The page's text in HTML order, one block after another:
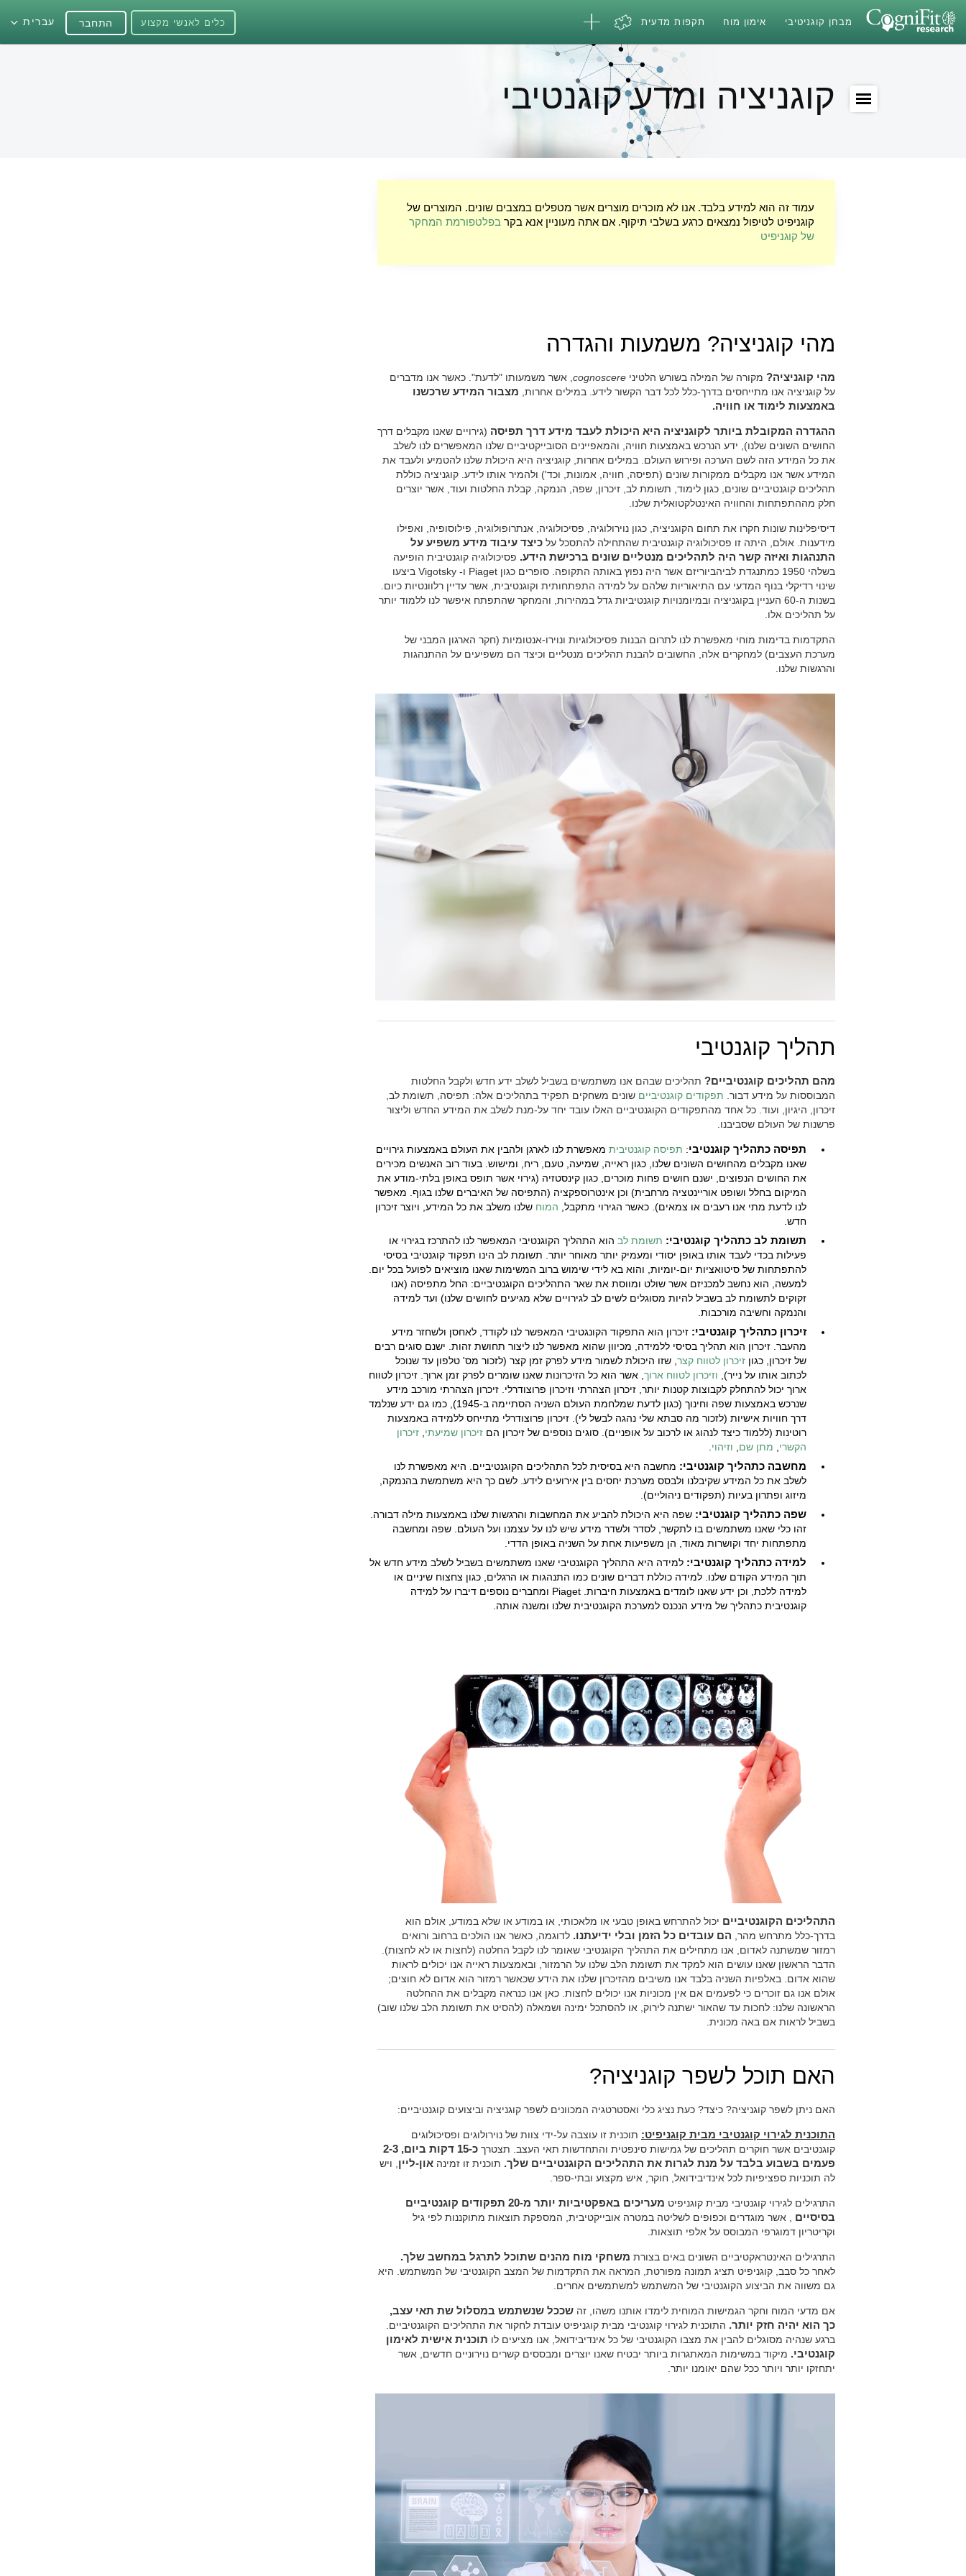
מבחן קוגניטיבי אימון מוח תקפות מדעית כלים לאנשי מקצוע עברית התחבר
קוגניציה ומדע קוגנטיבי
עמוד זה הוא למידע בלבד. אנו לא מוכרים מוצרים אשר מטפלים במצבים שונים. המוצרים של
קוגניפיט לטיפול נמצאים כרגע בשלבי תיקוף. אם אתה מעוניין אנא בקר בפלטפורמת המחקר
של קוגניפיט
מהי קוגניציה? משמעות והגדרה
מהי קוגניציה? מקורה של המילה בשורש הלטיני cognoscere , אשר משמעותו "לדעת". כאשר אנו מדברים
על קוגניציה אנו מתייחסים בדרך-כלל לכל דבר הקשור לידע. במילים אחרות, מצבור המידע שרכשנו
באמצעות לימוד או חוויה.
ההגדרה המקובלת ביותר לקוגניציה היא היכולת לעבד מידע דרך תפיסה (גירויים שאנו מקבלים דרך
החושים השונים שלנו), ידע הנרכש באמצעות חוויה, והמאפיינים הסובייקטיביים שלנו המאפשרים לנו לשלב
את כל המידע הזה לשם הערכה ופירוש העולם. במילים אחרות, קוגניציה היא היכולת שלנו להטמיע ולעבד את
המידע אשר אנו מקבלים ממקורות שונים (תפיסה, חוויה, אמונות, וכד') ולהמיר אותו לידע. קוגניציה כוללת
תהליכים קוגנטיביים שונים, כגון לימוד, תשומת לב, זיכרון, שפה, הנמקה, קבלת החלטות ועוד, אשר יוצרים
חלק מההתפתחות והחוויה האינטלקטואלית שלנו.
דיסיפלינות שונות חקרו את תחום הקוגניציה, כגון נוירולוגיה, פסיכולוגיה, אנתרופולוגיה, פילוסופיה, ואפילו
מידענות. אולם, היתה זו פסיכולוגיה קוגנטיבית שהתחילה להתסכל על כיצד עיבוד מידע משפיע על
התנהגות ואיזה קשר היה לתהליכים מנטליים שונים ברכישת הידע. פסיכולוגיה קוגנטיבית הופיעה
בשלהי 1950 כמתנגדת לביהביוריזם אשר היה נפוץ באותה התקופה. סופרים כגון Piaget ו- Vigotsky ביצעו
שינוי רדיקלי בנוף המדעי עם התיאוריות שלהם על למידה התפתחותית וקוגנטיבית, אשר עדיין רלוונטיות כיום.
בשנות ה-60 העניין בקוגניציה ובמיומנויות קוגנטיביות גדל במהירות, והמחקר שהתפתח איפשר לנו ללמוד יותר
על תהליכים אלו.
התקדמות בדימות מוחי מאפשרת לנו לתרום הבנות פסיכולוגיות ונוירו-אנטומיות (חקר הארגון המבני של
מערכת העצבים) למחקרים אלה, החשובים להבנת תהליכים מנטליים וכיצד הם משפיעים על ההתנהגות
והרגשות שלנו.
תהליך קוגנטיבי
מהם תהליכים קוגנטיביים? תהליכים שבהם אנו משתמשים בשביל לשלב ידע חדש ולקבל החלטות
המבוססות על מידע דבור. תפקודים קוגנטיביים שונים משחקים תפקיד בתהליכים אלה: תפיסה, תשומת לב,
זיכרון, היגיון, ועוד. כל אחד מהתפקודים הקוגנטיביים האלו עובד יחד על-מנת לשלב את המידע החדש וליצור
פרשנות של העולם שסביבנו.
תפיסה כתהליך קוגנטיבי: תפיסה קוגנטיבית מאפשרת לנו לארגן ולהבין את העולם באמצעות גירויים
שאנו מקבלים מהחושים השונים שלנו, כגון ראייה, שמיעה, טעם, ריח, ומישוש. בעוד רוב האנשים מכירים
את החושים הנפוצים, ישנם חושים פחות מוכרים, כגון קינסטזיה (גירוי אשר תופס באופן בלתי-מודע את
המיקום בחלל ושופט אוריינטציה מרחבית) וכן אינטרוספקציה (התפיסה של האיברים שלנו בגוף. מאפשר
לנו לדעת מתי אנו רעבים או צמאים). כאשר הגירוי מתקבל, המוח שלנו משלב את כל המידע, ויוצר זיכרון
חדש.
תשומת לב כתהליך קוגנטיבי: תשומת לב הוא התהליך הקוגנטיבי המאפשר לנו להתרכז בגירוי או
פעילות בכדי לעבד אותו באופן יסודי ומעמיק יותר מאוחר יותר. תשומת לב הינו תפקוד קוגנטיבי בסיסי
להתפתחות של סיטואציות יום-יומיות, והוא בא לידי שימוש ברוב המשימות שאנו מוציאים לפועל בכל יום.
למעשה, הוא נחשב למכניזם אשר שולט ומווסת את שאר התהליכים הקוגנטיביים: החל מתפיסה (אנו
זקוקים לתשומת לב בשביל להיות מסוגלים לשים לב לגירויים שלא מגיעים לחושים שלנו) ועד למידה
והנמקה וחשיבה מורכבות.
זיכרון כתהליך קוגנטיבי: זיכרון הוא התפקוד הקונגטיבי המאפשר לנו לקודד, לאחסן ולשחזר מידע
מהעבר. זיכרון הוא תהליך בסיסי ללמידה, מכיוון שהוא מאפשר לנו ליצור תחושת זהות. ישנם סוגים רבים
של זיכרון, כגון זיכרון לטווח קצר , שזו היכולת לשמור מידע לפרק זמן קצר (לזכור מס' טלפון עד שנוכל
לכתוב אותו על נייר), וזיכרון לטווח ארוך , אשר הוא כל הזיכרונות שאנו שומרים לפרק זמן ארוך. זיכרון לטווח
ארוך יכול להתחלק לקבוצות קטנות יותר, זיכרון הצהרתי וזיכרון פרוצודרלי. זיכרון הצהרתי מורכב מידע
שנרכש באמצעות שפה וחינוך (כגון לדעת שמלחמת העולם השניה הסתיימה ב-1945), כמו גם ידע שנלמד
דרך חוויות אישיות (לזכור מה סבתא שלי נהגה לבשל לי). זיכרון פרוצודרלי מתייחס ללמידה באמצעות
רוטינות (ללמוד כיצד לנהוג או לרכוב על אופניים). סוגים נוספים של זיכרון הם זיכרון שמיעתי זיכרון
הקשרי
מתן שם וזיהוי
מחשבה כתהליך קוגנטיבי: מחשבה היא בסיסית לכל התהליכים הקוגנטיביים. היא מאפשרת לנו
לשלב את כל המידע שקיבלנו ולבסס מערכת יחסים בין אירועים לידע. לשם כך היא משתמשת בהנמקה,
מיזוג ופתרון בעיות (תפקודים ניהוליים).
שפה כתהליך קוגנטיבי: שפה היא היכולת להביע את המחשבות והרגשות שלנו באמצעות מילה דבורה.
זהו כלי שאנו משתמשים בו לתקשר, לסדר ולשדר מידע שיש לנו על עצמנו ועל העולם. שפה ומחשבה
מתפתחות יחד וקושרות מאוד, הן משפיעות אחת על השניה באופן הדדי.
למידה כתהליך קוגנטיבי: למידה היא התהליך הקוגנטיבי שאנו משתמשים בשביל לשלב מידע חדש אל
תוך המידע הקודם שלנו. למידה כוללת דברים שונים כמו התנהגות או הרגלים, כגון צחצוח שיניים או
למידה ללכת, וכן ידע שאנו לומדים באמצעות חיברות. Piaget ומחברים נוספים דיברו על למידה
קוגנטיבית כתהליך של מידע הנכנס למערכת הקוגנטיבית שלנו ומשנה אותה.
התהליכים הקוגנטיביים יכול להתרחש באופן טבעי או מלאכותי, או במודע או שלא במודע, אולם הוא
בדרך-כלל מתרחש מהר, הם עובדים כל הזמן ובלי ידיעתנו. לדוגמה, כאשר אנו הולכים ברחוב ורואים
רמזור שמשתנה לאדום, אנו מתחילים את התהליך הקוגנטיבי שאומר לנו לקבל החלטה (לחצות או לא לחצות).
הדבר הראשון שאנו עושים הוא למקד את תשומת הלב שלנו על הרמזור, ובאמצעות ראייה אנו יכולים לראות
שהוא אדום. באלפיות השניה בלבד אנו משיבים מהזיכרון שלנו את הידע שכאשר רמזור הוא אדום לא חוצים;
אולם אנו גם זוכרים כי לפעמים אם אין מכוניות אנו יכולים לחצות. כאן אנו כנראה מקבלים את ההחלטה
הראשונה שלנו: לחכות עד שהאור ישתנה לירוק, או להסתכל ימינה ושמאלה (להסיט את תשומת הלב שלנו שוב)
בשביל לראות אם באה מכונית.
האם תוכל לשפר קוגניציה?
האם ניתן לשפר קוגניציה? כיצד? כעת נציג כלי ואסטרטגיה המכוונים לשפר קוגניציה וביצועים קוגנטיביים:
התוכנית לגירוי קוגנטיבי מבית קוגניפיט: תוכנית זו עוצבה על-ידי צוות של נוירולוגים ופסיכולוגים
קוגנטיבים אשר חוקרים תהליכים של גמישות סינפטית והתחדשות תאי העצב. תצטרך
כ-15 דקות ביום, 2-3
פעמים בשבוע בלבד על מנת לגרות את התהליכים הקוגנטיביים שלך. תוכנית זו זמינה און-ליין , ויש
לה תוכניות ספציפיות לכל אינדיבידואל, חוקר, איש מקצוע ובתי-ספר.
התרגילים לגירוי קוגנטיבי מבית קוגניפיט
מעריכים באפקטיביות יותר מ-20 תפקודים קוגנטיביים
בסיסיים
, אשר מוגדרים וכפופים לשליטה במטרה אובייקטיבית, המספקת תוצאות מתוקננות לפי גיל
וקריטריון דמוגרפי המבוסס על אלפי תוצאות.
התרגילים האינטראקטיביים השונים באים בצורת משחקי מוח מהנים שתוכל לתרגל במחשב שלך.
לאחר כל סבב, קוגניפיט תציג תמונה מפורטת, המראה את התקדמות של המצב הקוגנטיבי של המשתמש. היא
גם משווה את הביצוע הקוגנטיבי של המשתמש למשתמשים אחרים.
אם מדעי המוח וחקר הגמישות המוחית לימדו אותנו משהו, זה שככל שנשתמש במסלול שת תאי עצב,
כך הוא יהיה חזק יותר. התוכנית לגירוי קוגנטיבי מבית קוגניפיט עובדת לחקור את התהליכים הקוגנטיביים.
ברגע שנהיה מסוגלים להבין את מצבו הקוגנטיבי של כל אינדיבידואל, אנו מציעים לו תוכנית אישית לאימון
קוגנטיבי. מיקוד במשימות המאתגרות ביותר יבטיח שאנו יוצרים ומבססים קשרים נוירוניים חדשים, אשר
יתחזקו יותר ויותר ככל שהם יאומנו יותר.